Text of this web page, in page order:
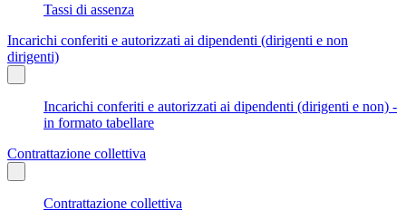
Tassi di assenza
Incarichi conferiti e autorizzati ai dipendenti (dirigenti e non
dirigenti)
Incarichi conferiti e autorizzati ai dipendenti (dirigenti e non) -
in formato tabellare
Contrattazione collettiva
Contrattazione collettiva